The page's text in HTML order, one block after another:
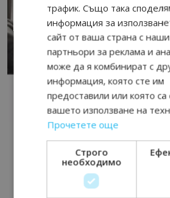
трафик. Също така
информация за
сайт от ваша страна с
партньори за реклама и
може да я комбинират с
информация, която сте им
предоставили или която
вашето използване на
Прочетете още
Строго
необходимо